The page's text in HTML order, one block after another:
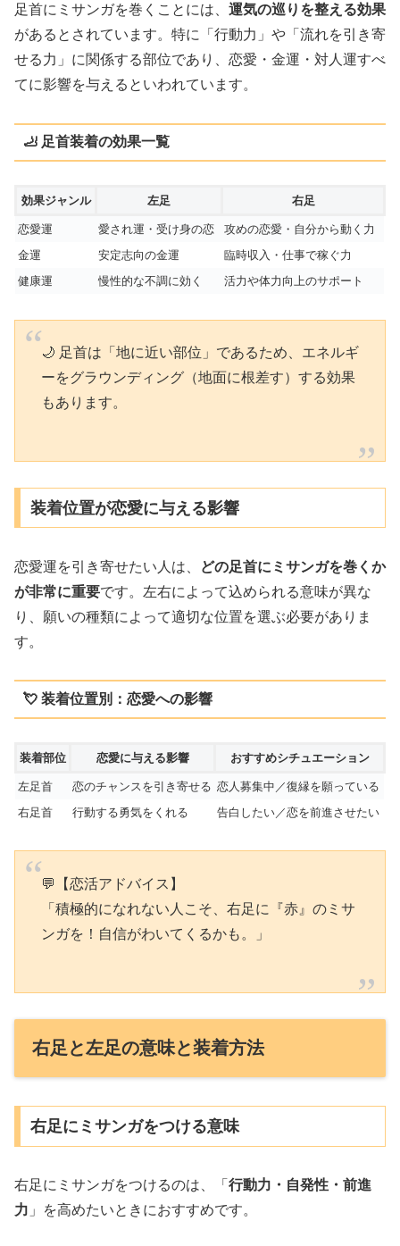
足首にミサンガを巻くことには、 運気の巡りを整える効果
があるとされています。特に「行動力」や「流れを引き寄
せる力」に関係する部位であり、恋愛・金運・対人運すべ
てに影響を与えるといわれています。
🦶 足首装着の効果一覧
効果ジャンル 左足 右足
恋愛運 愛され運・受け身の恋
攻めの恋愛・自分から動く力
金運
安定志向の金運
臨時収入・仕事で稼ぐ力
健康運
慢性的な不調に効く 活力や体力向上のサポート
🌙 足首は「地に近い部位」であるため、エネルギ
ーをグラウンディング（地面に根差す）する効果
もあります。
装着位置が恋愛に与える影響
恋愛運を引き寄せたい人は、
どの足首にミサンガを巻くか
が非常に重要です。左右によって込められる意味が異な
り、願いの種類によって適切な位置を選ぶ必要がありま
す。
💘 装着位置別：恋愛への影響
装着部位 恋愛に与える影響 おすすめシチュエーション
左足首 恋のチャンスを引き寄せる 恋人募集中／復縁を願っている
右足首
行動する勇気をくれる 告白したい／恋を前進させたい
💬【恋活アドバイス】
「積極的になれない人こそ、右足に『赤』のミサ
ンガを！自信がわいてくるかも。」
右足と左足の意味と装着方法
右足にミサンガをつける意味
右足にミサンガをつけるのは、「 行動力・自発性・前進
力 」を高めたいときにおすすめです。